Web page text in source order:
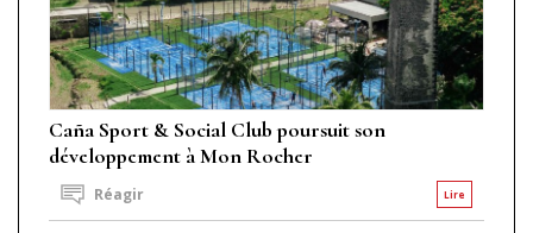
Caña Sport & Social Club poursuit son
développement à Mon Rocher
Lire
Réagir